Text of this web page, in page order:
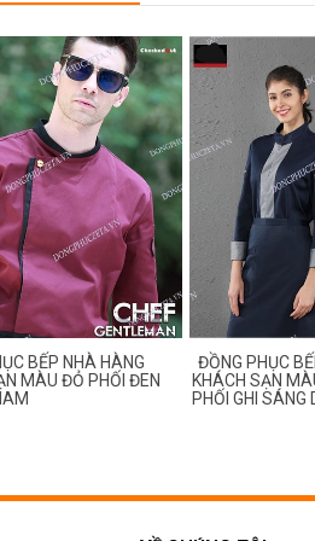
BẾP NHÀ HÀNG
MÀU ĐỎ PHỐI ĐEN
ĐỒNG PHỤC
KHÁCH SẠN
PHỐI GHI SÁNG